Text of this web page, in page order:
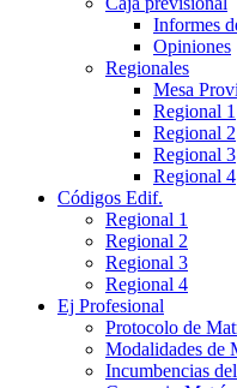
Informes
Opiniones
Regionales
Mesa
Regional 1
Regional 2
Regional 3
Regional 4
Códigos Edif.
Regional 1
Regional 2
Regional 3
Regional 4
Ej Profesional
Protocolo de
Modalidades de
Incumbencias